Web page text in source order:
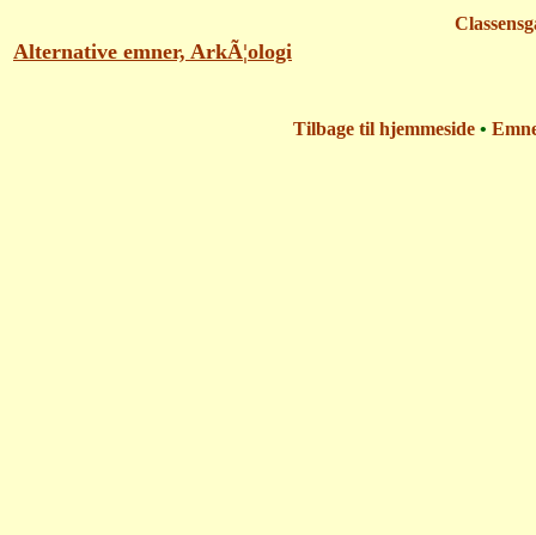
Alternative emner, ArkÃ¦ologi
Tilbage til hjemmeside •